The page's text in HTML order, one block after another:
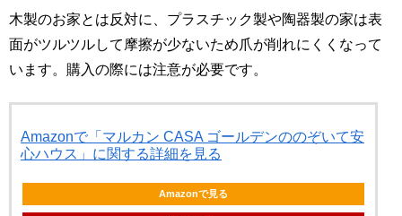
木製のお家とは反対に、プラスチック製や陶器製の家は表
面がツルツルして摩擦が少ないため爪が削れにくくなって
います。購入の際には注意が必要です。
Amazonで「マルカン CASA ゴールデンののぞいて安
心ハウス」に関する詳細を見る
Amazonで見る